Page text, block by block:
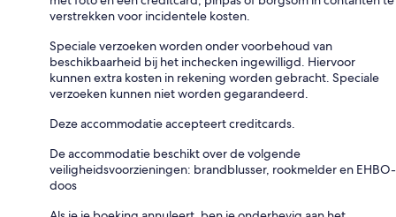
verstrekken voor incidentele kosten.
Speciale verzoeken worden onder voorbehoud van
beschikbaarheid bij het inchecken ingewilligd. Hiervoor
kunnen extra kosten in rekening worden gebracht. Speciale
verzoeken kunnen niet worden gegarandeerd.
Deze accommodatie accepteert creditcards.
De accommodatie beschikt over de volgende
veiligheidsvoorzieningen: brandblusser, rookmelder en EHBO-
doos